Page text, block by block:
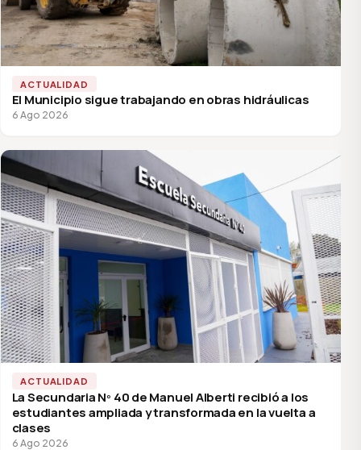
ACTUALIDAD
El Municipio sigue trabajando en obras hidráulicas
6 Ago 2026
ACTUALIDAD
La Secundaria Nº 40 de Manuel Alberti recibió a los
estudiantes ampliada y transformada en la vuelta a
clases
6 Ago 2026